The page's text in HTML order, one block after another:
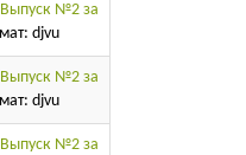
Выпуск №2 за
djvu
Выпуск №2 за
djvu
Выпуск №2 за